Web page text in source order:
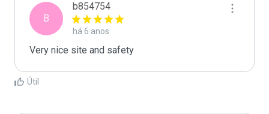
B
b854754
há 6 anos
Very nice site and safety
Útil